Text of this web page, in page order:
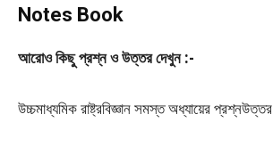
Notes Book
আরোও কিছু প্রশ্ন ও উত্তর দেখুন :-
উচ্চমাধ্যমিক রাষ্ট্রবিজ্ঞান সমস্ত অধ্যায়ের প্রশ্নউত্তর